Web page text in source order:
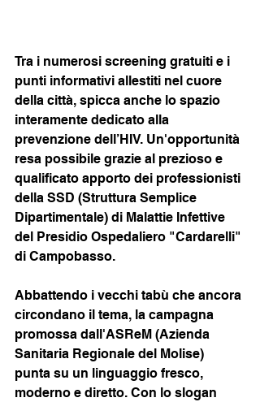
Tra i numerosi screening gratuiti e i
punti informativi allestiti nel cuore
della città, spicca anche lo spazio
interamente dedicato alla
prevenzione dell’HIV. Un'opportunità
resa possibile grazie al prezioso e
qualificato apporto dei professionisti
della SSD (Struttura Semplice
Dipartimentale) di Malattie Infettive
del Presidio Ospedaliero "Cardarelli"
di Campobasso.
Abbattendo i vecchi tabù che ancora
circondano il tema, la campagna
promossa dall'ASReM (Azienda
Sanitaria Regionale del Molise)
punta su un linguaggio fresco,
moderno e diretto. Con lo slogan